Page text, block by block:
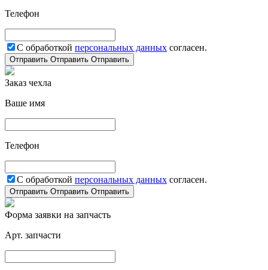
Телефон
С обработкой персональных данных согласен.
Отправить Отправить Отправить
Заказ чехла
Ваше имя
Телефон
С обработкой персональных данных согласен.
Отправить Отправить Отправить
Форма заявки на запчасть
Арт. запчасти